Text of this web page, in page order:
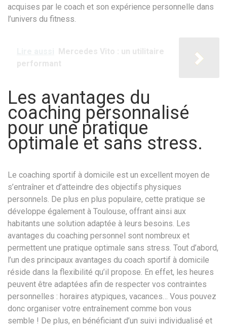
acquises par le coach et son expérience personnelle dans
l’univers du fitness.
Mercedes Vito : un utilitaire
performant
Les avantages du
coaching personnalisé
pour une pratique
optimale et sans stress.
Le coaching sportif à domicile est un excellent moyen de
s’entraîner et d’atteindre des objectifs physiques
personnels. De plus en plus populaire, cette pratique se
développe également à Toulouse, offrant ainsi aux
habitants une solution adaptée à leurs besoins. Les
avantages du coaching personnel sont nombreux et
permettent une pratique optimale sans stress. Tout d’abord,
l’un des principaux avantages du coach sportif à domicile
réside dans la flexibilité qu’il propose. En effet, les heures
peuvent être adaptées afin de respecter vos contraintes
personnelles : horaires atypiques, vacances… Vous pouvez
donc organiser votre entraînement comme bon vous
semble ! De plus, en bénéficiant d’un suivi individualisé et